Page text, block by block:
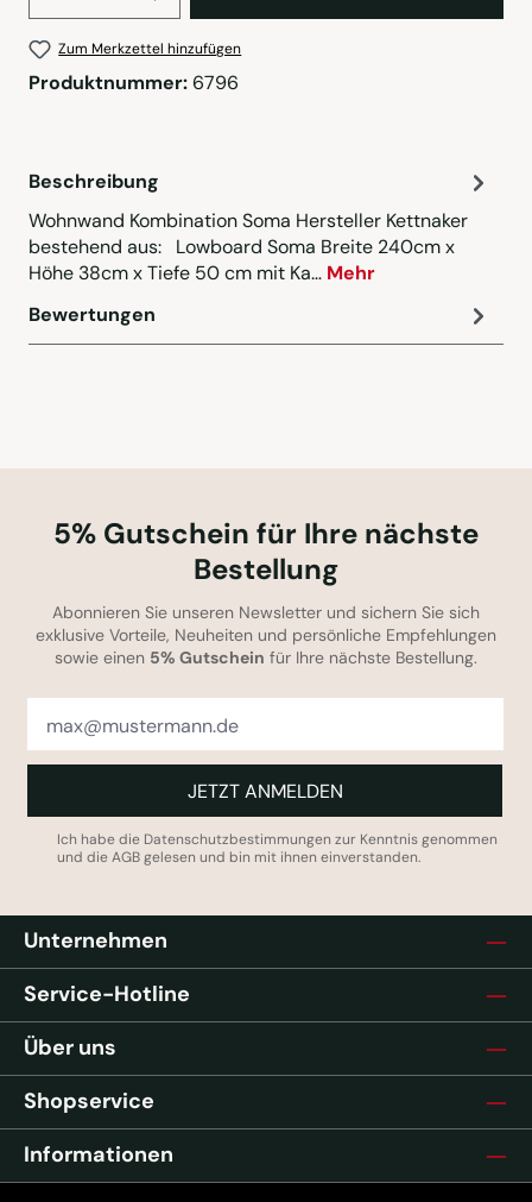
Zum Merkzettel hinzufügen
Produktnummer:6796
Beschreibung
Wohnwand Kombination Soma Hersteller Kettnaker
bestehend aus: Lowboard Soma Breite 240cm x
Höhe 38cm x Tiefe 50 cm mit Ka… Mehr
Bewertungen
5% Gutschein für Ihre nächste
Bestellung
Abonnieren Sie unseren Newsletter und sichern Sie sich
exklusive Vorteile, Neuheiten und persönliche Empfehlungen
sowie einen 5% Gutschein für Ihre nächste Bestellung.
JETZT ANMELDEN
Ich habe die Datenschutzbestimmungen zur Kenntnis genommen
und dieAGBgelesen und bin mit ihnen einverstanden.
Unternehmen
Service-Hotline
Über uns
Shopservice
Informationen